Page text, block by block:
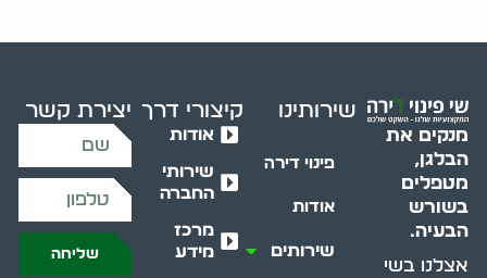
מנקים את
הבלגן,
מטפלים
בשורש
הבעיה.
אצלנו בשי
שירותינו
פינוי דירה
אודות
שירותים
קיצורי דרך
אודות
שירותי
החברה
מרכז
מידע
יצירת קשר
שליחה